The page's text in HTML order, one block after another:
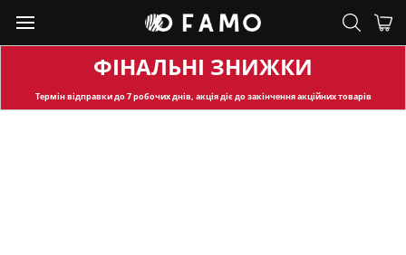
ФІНАЛЬНІ ЗНИЖКИ
Термін відправкидо 7 робочих днів, акція діє до закінчення акційних товарів